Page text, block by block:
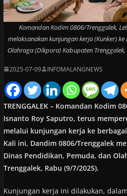
Komandan Kodim 0806/Trenggalek,
melaksanakan kunjungan kerja (Kunker)
Olahraga (Dikpora) Kabupaten
2025-07-09 INFOMALANGNEWS
TRENGGALEK – Komandan Kodim
Isnanto Roy Saputro, terus
melalui kunjungan kerja ke
Kali ini, Dandim 0806/Trenggalek
Dinas Pendidikan, Pemuda, dan
Trenggalek, Rabu (9/7/2025).
Kunjungan kerja ini dilakukan,